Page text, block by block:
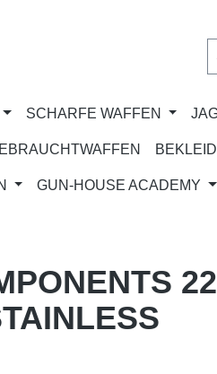
SCHARFE WAFFEN
GUN-HOUSE ACADEMY